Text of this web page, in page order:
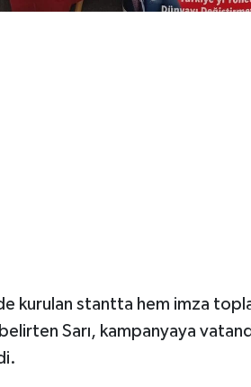
kurulan stantta hem imza
belirten Sarı, kampanyaya